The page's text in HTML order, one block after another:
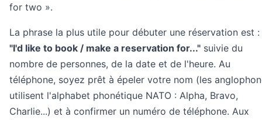
for two ».
La phrase la plus utile pour débuter une réservation est :
"I'd like to book / make a reservation for..." suivie du
nombre de personnes, de la date et de l'heure. Au
téléphone, soyez prêt à épeler votre nom (les
utilisent l'alphabet phonétique NATO : Alpha, Bravo,
Charlie...) et à confirmer un numéro de téléphone. Aux